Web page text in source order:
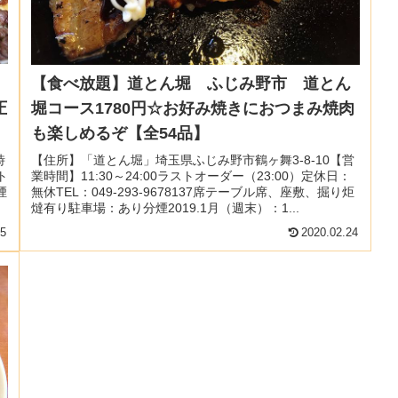
【食べ放題】道とん堀 ふじみ野市 道とん
堀コース1780円☆お好み焼きにおつまみ焼肉
も楽しめるぞ【全54品】
【住所】「道とん堀」埼玉県ふじみ野市鶴ヶ舞3-8-10【営
業時間】11:30～24:00ラストオーダー（23:00）定休日：
無休TEL：049-293-9678137席テーブル席、座敷、掘り炬
燵有り駐車場：あり分煙2019.1月（週末）：1...
2020.02.24